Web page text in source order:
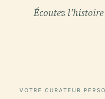
Écoutez
VOTRE CURATEUR